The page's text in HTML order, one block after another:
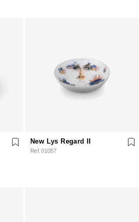
New Lys Regard II
Ref. 01057